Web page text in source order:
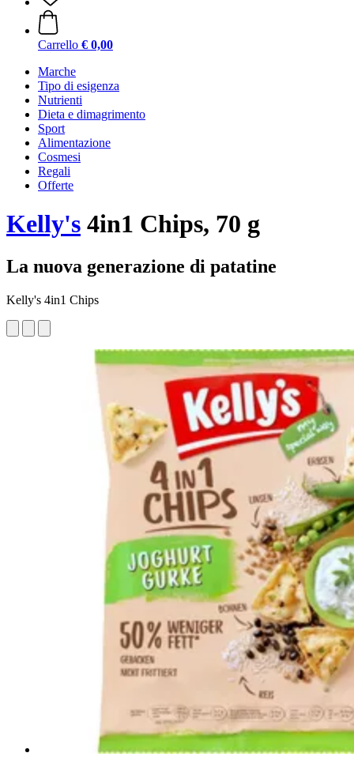
Carrello € 0,00
Marche
Tipo di esigenza
Nutrienti
Dieta e dimagrimento
Sport
Alimentazione
Cosmesi
Regali
Offerte
Kelly's 4in1 Chips, 70 g
La nuova generazione di patatine
Kelly's 4in1 Chips